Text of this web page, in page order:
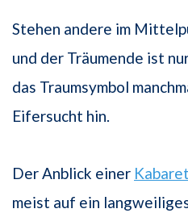
Stehen andere im
und der Träumende ist
das Traumsymbol
Eifersucht hin.
Der Anblick einer
meist auf ein